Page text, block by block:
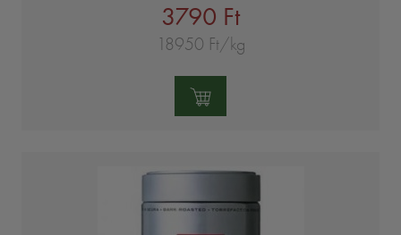
3790 Ft
18950 Ft/kg
Mennyiség: